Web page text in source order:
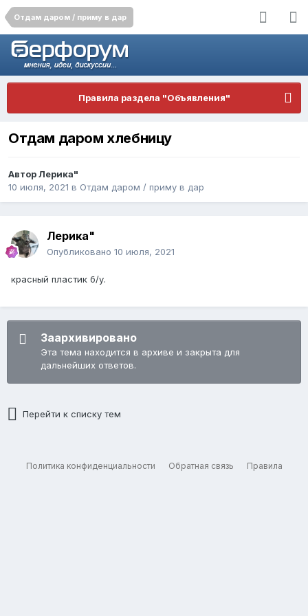
Отдам даром / приму в дар
Правила раздела "Объявления"
Отдам даром хлебницу
АвторЛерика"
10 июля, 2021 в Отдам даром / приму в дар
Лерика"
Опубликовано 10 июля, 2021
красный пластик б/у.
Заархивировано
Эта тема находится в архиве и закрыта для
дальнейших ответов.
Перейти к списку тем
Политика конфиденциальности Обратная связь Правила